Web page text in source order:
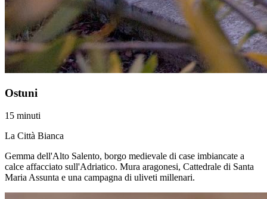
Ostuni
15 minuti
La Città Bianca
Gemma dell'Alto Salento, borgo medievale di case imbiancate a
calce affacciato sull'Adriatico. Mura aragonesi, Cattedrale di Santa
Maria Assunta e una campagna di uliveti millenari.